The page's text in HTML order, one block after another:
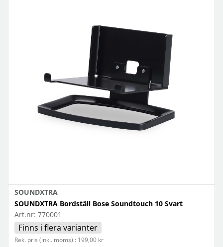
SOUNDXTRA
SOUNDXTRA Bordställ Bose Soundtouch 10 Svart
Art.nr: 770001
Finns i flera varianter
Rek. pris (inkl. moms) : 199,00 kr